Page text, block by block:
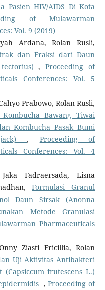
Pasien HIV/AIDS Di Kota
of Mulawarman
Vol. 9 (2019)
Ardana, Rolan Rusli,
dan Fraksi dari Daun
tectorius),Proceeding of
Conferences: Vol. 5
Prabowo, Rolan Rusli,
Bawang Tiwai
Kombucha Pasak Bumi
jack), Proceeding of
Conferences: Vol. 4
Fadraersada, Lisna
Formulasi Granul
Daun Sirsak (Anonna
Metode Granulasi
Pharmaceuticals
Ziasti Fricillia, Rolan
Uji Aktivitas Antibakteri
frutescens L.)
,Proceeding of